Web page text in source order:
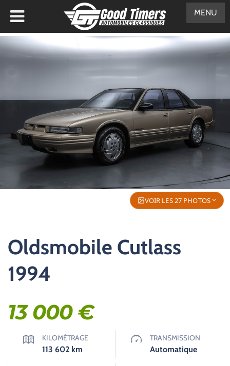
VOIR LES 27 PHOTOS
Oldsmobile Cutlass
1994
13 000€
KILOMÉTRAGE
113 602 km
TRANSMISSION
Automatique
MENU